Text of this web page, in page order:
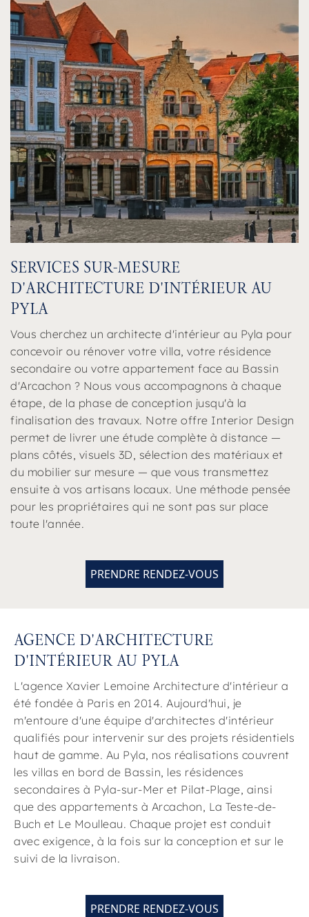
SERVICES SUR-MESURE
D'ARCHITECTURE D'INTÉRIEUR AU
PYLA
Vous cherchez un architecte d'intérieur au Pyla pour
concevoir ou rénover votre villa, votre résidence
secondaire ou votre appartement face au Bassin
d'Arcachon ? Nous vous accompagnons à chaque
étape, de la phase de conception jusqu'à la
finalisation des travaux. Notre offre Interior Design
permet de livrer une étude complète à distance —
plans côtés, visuels 3D, sélection des matériaux et
du mobilier sur mesure — que vous transmettez
ensuite à vos artisans locaux. Une méthode pensée
pour les propriétaires qui ne sont pas sur place
toute l'année.
PRENDRE RENDEZ-VOUS
AGENCE D'ARCHITECTURE
D'INTÉRIEUR AU PYLA
L'agence Xavier Lemoine Architecture d'intérieur a
été fondée à Paris en 2014. Aujourd'hui, je
m'entoure d'une équipe d'architectes d'intérieur
qualifiés pour intervenir sur des projets résidentiels
haut de gamme. Au Pyla, nos réalisations couvrent
les villas en bord de Bassin, les résidences
secondaires à Pyla-sur-Mer et Pilat-Plage, ainsi
que des appartements à Arcachon, La Teste-de-
Buch et Le Moulleau. Chaque projet est conduit
avec exigence, à la fois sur la conception et sur le
suivi de la livraison.
PRENDRE RENDEZ-VOUS